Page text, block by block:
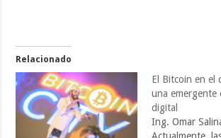
Relacionado
El Bitcoin en el
una emergente
digital
Ing. Omar